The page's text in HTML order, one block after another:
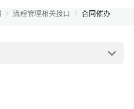
流程管理相关接口 合同催办